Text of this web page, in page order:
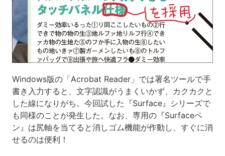
Windows版の「Acrobat Reader」では署名ツールで手
書き入力すると、文字認識がうまくいかず、カクカクと
した線になりがち。今回試した『Surface』シリーズで
も同様のことが発生した。なお、専用の『Surfaceペ
ン』は尻軸を当てると消しゴム機能が作動し、すぐに消
せるのは便利！